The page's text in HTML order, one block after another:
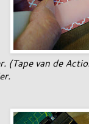
(Tape van de